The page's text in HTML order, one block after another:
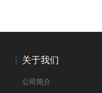
关于我们
公司简介